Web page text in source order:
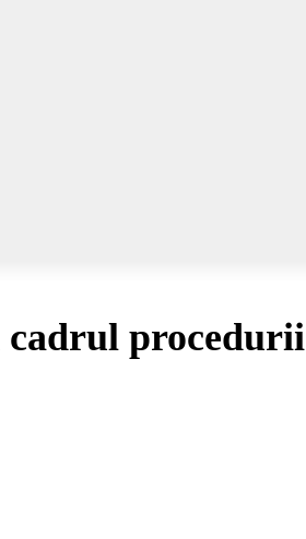
cadrul procedurii